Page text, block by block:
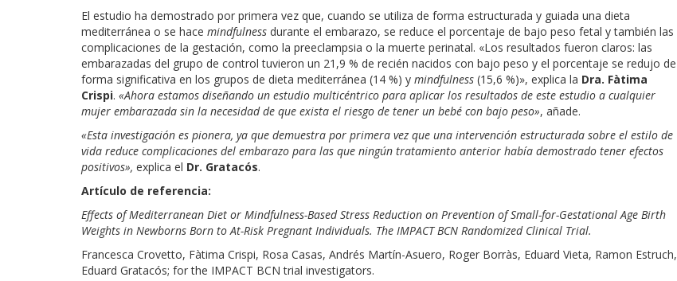
El estudio ha demostrado por primera vez que, cuando se utiliza de forma estructurada y guiada una dieta
mediterránea o se hace mindfulness durante el embarazo, se reduce el porcentaje de bajo peso fetal y también las
complicaciones de la gestación, como la preeclampsia o la muerte perinatal. «Los resultados fueron claros: las
embarazadas del grupo de control tuvieron un 21,9 % de recién nacidos con bajo peso y el porcentaje se redujo de
forma significativa en los grupos de dieta mediterránea (14 %) y mindfulness (15,6 %)», explica la Dra. Fàtima
Crispi. «Ahora estamos diseñando un estudio multicéntrico para aplicar los resultados de este estudio a cualquier
mujer embarazada sin la necesidad de que exista el riesgo de tener un bebé con bajo peso», añade.
«Esta investigación es pionera, ya que demuestra por primera vez que una intervención estructurada sobre el estilo de
vida reduce complicaciones del embarazo para las que ningún tratamiento anterior había demostrado tener efectos
positivos», explica el Dr. Gratacós.
Artículo de referencia:
Effects of Mediterranean Diet or Mindfulness-Based Stress Reduction on Prevention of Small-for-Gestational Age Birth
Weights in Newborns Born to At-Risk Pregnant Individuals. The IMPACT BCN Randomized Clinical Trial.
Francesca Crovetto, Fàtima Crispi, Rosa Casas, Andrés Martín-Asuero, Roger Borràs, Eduard Vieta, Ramon Estruch,
Eduard Gratacós; for the IMPACT BCN trial investigators.